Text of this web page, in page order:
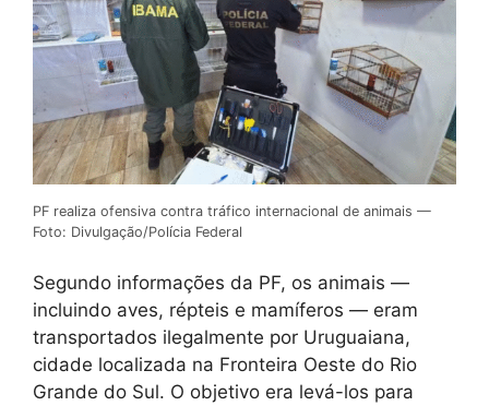
PF realiza ofensiva contra tráfico internacional de animais —
Foto: Divulgação/Polícia Federal
Segundo informações da PF, os animais —
incluindo aves, répteis e mamíferos — eram
transportados ilegalmente por Uruguaiana,
cidade localizada na Fronteira Oeste do Rio
Grande do Sul. O objetivo era levá-los para